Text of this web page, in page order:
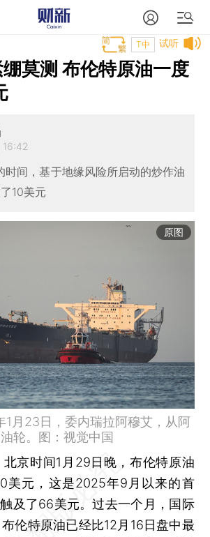
试听
T中
莫测 布伦特原油一度
时间，基于地缘风险所启动的炒作油
10美元
原图
1月23日，委内瑞拉阿穆艾，从阿
轮。图：视觉中国
北京时间1月29日晚，布伦特原油
美元，这是2025年9月以来的首
及了66美元。过去一个月，国际
伦特原油已经比12月16日盘中最